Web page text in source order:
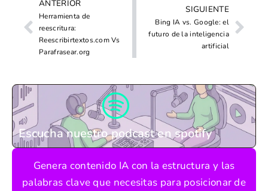
ANTERIOR
Herramienta de
reescritura:
Reescribirtextos.com Vs
Parafrasear.org
SIGUIENTE
Bing IA vs. Google: el
futuro de la inteligencia
artificial
Escucha nuestro podcast en spotify
Genera contenido IA con la estructura y las
palabras clave que necesitas para posicionar de